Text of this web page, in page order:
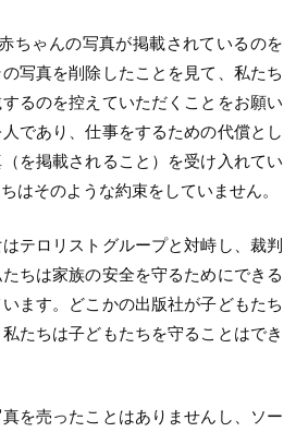
ちゃんの写真が掲載されているのを
写真を削除したことを見て、私たち
るのを控えていただくことをお願い
であり、仕事をするための代償とし
を掲載されること）を受け入れてい
はそのような約束をしていません。
テロリストグループと対峙し、裁判
ちは家族の安全を守るためにできる
ます。どこかの出版社が子どもたち
たちは子どもたちを守ることはでき
を売ったことはありませんし、ソー